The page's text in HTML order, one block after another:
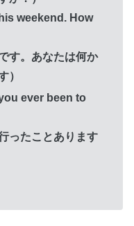
weekend. How
す。あなたは何か
）
ever been to
ったことあります